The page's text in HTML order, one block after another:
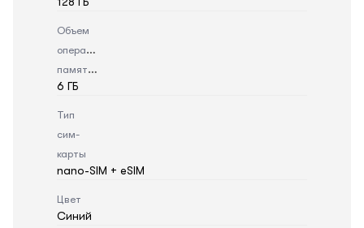
Объем
оперативной
памяти
6 ГБ
Тип
сим-
карты
nano-SIM + eSIM
Цвет
Синий